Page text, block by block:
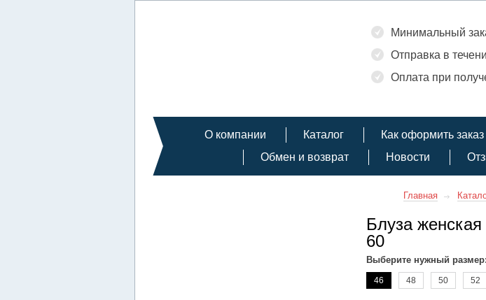
Минимальный
Отправка в
Оплата при
О компании Каталог Как оформить заказ
Обмен и возврат
Новости
Главная
Блуза
60
Выберите нужный размер:
46 48 50 52